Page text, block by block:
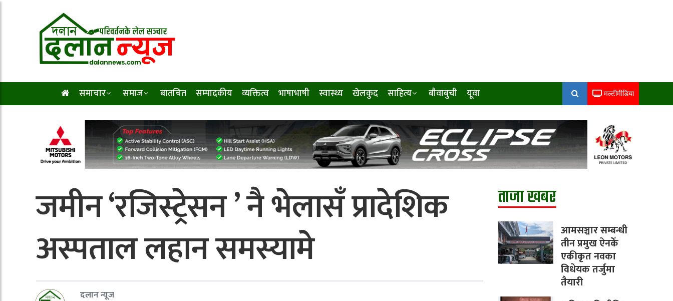
समाचार समाज बातचित सम्पादकीय व्यक्तित्व भाषाभाषी स्वास्थ्य खेलकुद साहित्य बौवाबुची यूवा मल्टीमीडिया
जमीन ‘रजिस्ट्रेसन ’ नै भेलासँ प्रादेशिक
अस्पताल लहान समस्यामे
दलान न्यूज
ताजा खबर
आमसञ्चार सम्बन्धी
तीन प्रमुख ऐनकेँ
एकीकृत नवका
विधेयक तर्जुमा
तैयारी